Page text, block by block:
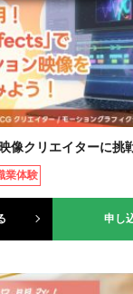
像クリエイターに挑
業体験
申し